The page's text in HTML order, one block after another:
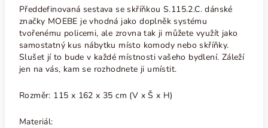
Předdefinovaná sestava se skříňkou S.115.2.C. dánské
značky MOEBE je vhodná jako doplněk systému
tvořenému policemi, ale zrovna tak ji můžete využít jako
samostatný kus nábytku místo komody nebo skříňky.
Slušet jí to bude v každé místnosti vašeho bydlení. Záleží
jen na vás, kam se rozhodnete ji umístit.
Rozměr: 115 x 162 x 35 cm (V x Š x H)
Materiál: